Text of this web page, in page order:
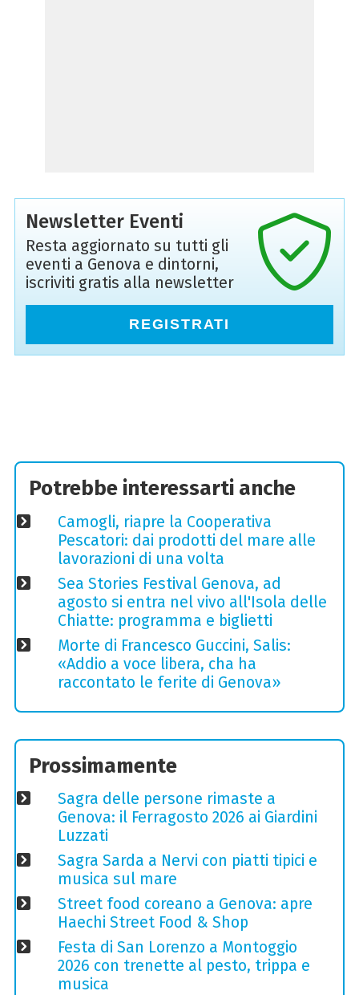
Newsletter Eventi
Resta aggiornato su tutti gli
eventi a Genova e dintorni,
iscriviti gratis alla newsletter
REGISTRATI
Potrebbe interessarti anche
Camogli, riapre la Cooperativa
Pescatori: dai prodotti del mare alle
lavorazioni di una volta
Sea Stories Festival Genova, ad
agosto si entra nel vivo all'Isola delle
Chiatte: programma e biglietti
Morte di Francesco Guccini, Salis:
«Addio a voce libera, cha ha
raccontato le ferite di Genova»
Prossimamente
Sagra delle persone rimaste a
Genova: il Ferragosto 2026 ai Giardini
Luzzati
Sagra Sarda a Nervi con piatti tipici e
musica sul mare
Street food coreano a Genova: apre
Haechi Street Food & Shop
Festa di San Lorenzo a Montoggio
2026 con trenette al pesto, trippa e
musica